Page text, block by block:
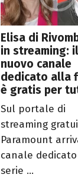
Elisa di
in streaming: il
nuovo canale
dedicato alla
è gratis per
Sul portale di
streaming
Paramount
canale
serie ...